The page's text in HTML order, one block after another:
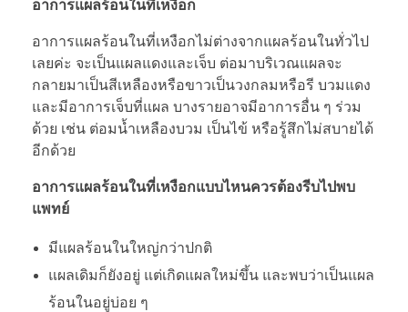
อาการแผลร้อนในที่เหงือก
อาการแผลร้อนในที่เหงือกไม่ต่างจากแผลร้อนในทั่วไป
เลยค่ะ จะเป็นแผลแดงและเจ็บ ต่อมาบริเวณแผลจะ
กลายมาเป็นสีเหลืองหรือขาวเป็นวงกลมหรือรี บวมแดง
และมีอาการเจ็บที่แผล บางรายอาจมีอาการอื่น ๆ ร่วม
ด้วย เช่น ต่อมน้ำเหลืองบวม เป็นไข้ หรือรู้สึกไม่สบายได้
อีกด้วย
อาการแผลร้อนในที่เหงือกแบบไหนควรต้องรีบไปพบ
แพทย์
มีแผลร้อนในใหญ่กว่าปกติ
แผลเดิมก็ยังอยู่ แต่เกิดแผลใหม่ขึ้น และพบว่าเป็นแผล
ร้อนในอยู่บ่อย ๆ